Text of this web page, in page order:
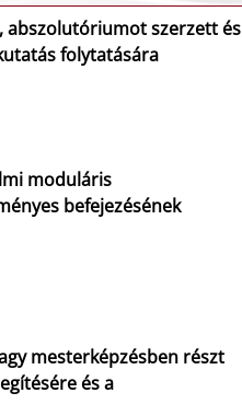
abszolutóriumot szerzett és
folytatására
moduláris
befejezésének
mesterképzésben részt
és a